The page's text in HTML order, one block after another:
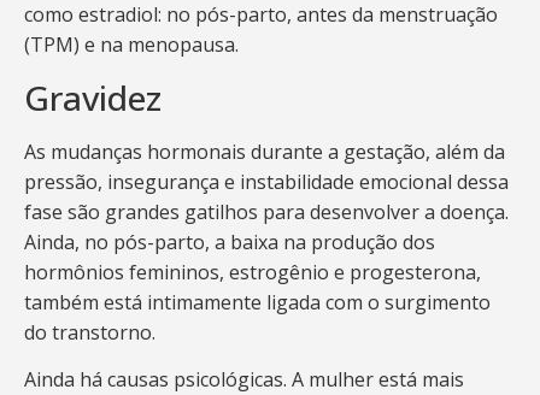
como estradiol: no pós-parto, antes da menstruação
(TPM) e na menopausa.
Gravidez
As mudanças hormonais durante a gestação, além da
pressão, insegurança e instabilidade emocional dessa
fase são grandes gatilhos para desenvolver a doença.
Ainda, no pós-parto, a baixa na produção dos
hormônios femininos, estrogênio e progesterona,
também está intimamente ligada com o surgimento
do transtorno.
Ainda há causas psicológicas. A mulher está mais